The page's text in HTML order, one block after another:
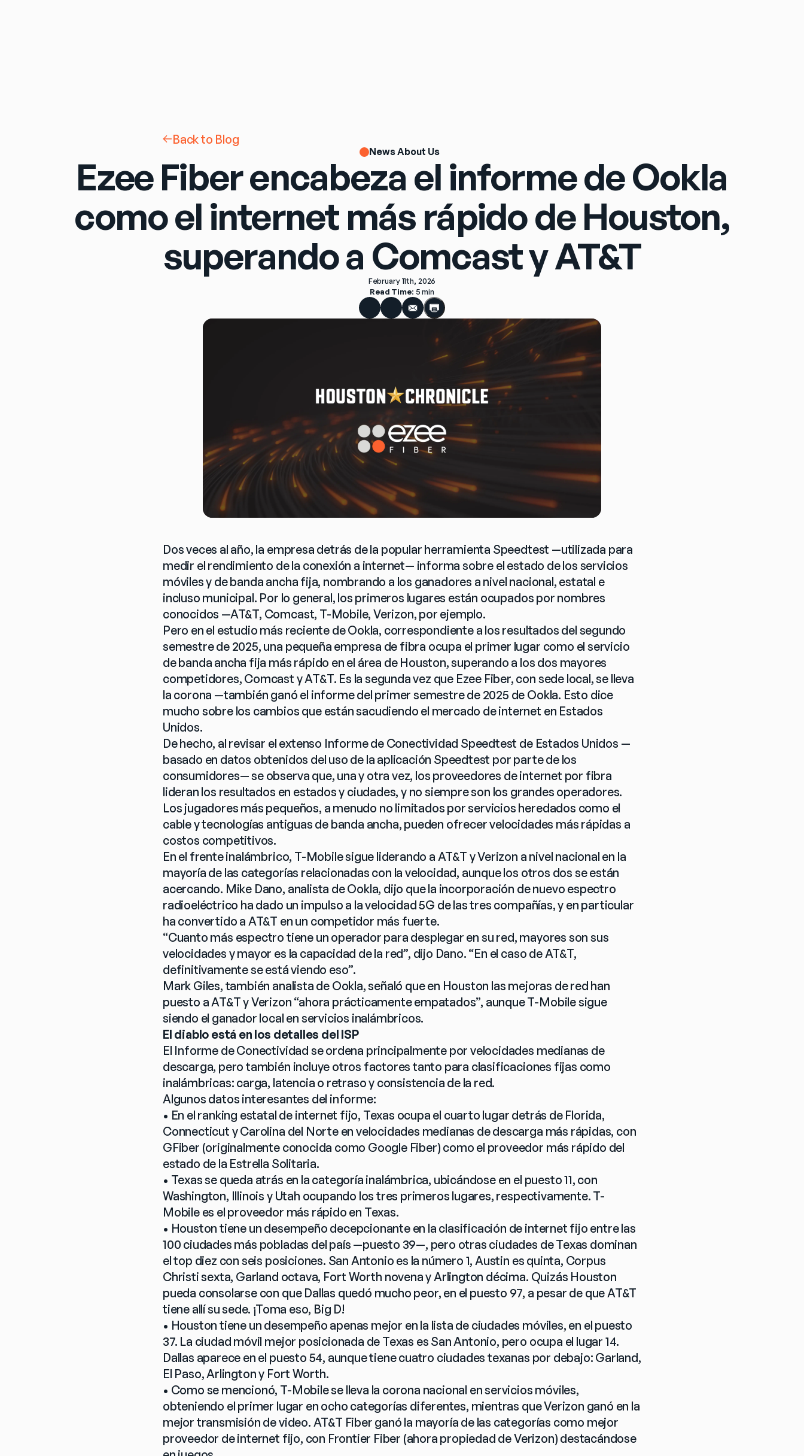
Back to Blog
News About Us
Ezee Fiber encabeza el informe de Ookla
como el internet más rápido de Houston,
superando a Comcast y AT&T
February 11th, 2026
Read Time: 5 min
Dos veces al año, la empresa detrás de la popular herramienta Speedtest —utilizada para
medir el rendimiento de la conexión a internet— informa sobre el estado de los servicios
móviles y de banda ancha fija, nombrando a los ganadores a nivel nacional, estatal e
incluso municipal. Por lo general, los primeros lugares están ocupados por nombres
conocidos —AT&T, Comcast, T-Mobile, Verizon, por ejemplo.
Pero en el estudio más reciente de Ookla, correspondiente a los resultados del segundo
semestre de 2025, una pequeña empresa de fibra ocupa el primer lugar como el servicio
de banda ancha fija más rápido en el área de Houston, superando a los dos mayores
competidores, Comcast y AT&T. Es la segunda vez que Ezee Fiber, con sede local, se lleva
la corona —también ganó el informe del primer semestre de 2025 de Ookla. Esto dice
mucho sobre los cambios que están sacudiendo el mercado de internet en Estados
Unidos.
De hecho, al revisar el extenso Informe de Conectividad Speedtest de Estados Unidos —
basado en datos obtenidos del uso de la aplicación Speedtest por parte de los
consumidores— se observa que, una y otra vez, los proveedores de internet por fibra
lideran los resultados en estados y ciudades, y no siempre son los grandes operadores.
Los jugadores más pequeños, a menudo no limitados por servicios heredados como el
cable y tecnologías antiguas de banda ancha, pueden ofrecer velocidades más rápidas a
costos competitivos.
En el frente inalámbrico, T-Mobile sigue liderando a AT&T y Verizon a nivel nacional en la
mayoría de las categorías relacionadas con la velocidad, aunque los otros dos se están
acercando. Mike Dano, analista de Ookla, dijo que la incorporación de nuevo espectro
radioeléctrico ha dado un impulso a la velocidad 5G de las tres compañías, y en particular
ha convertido a AT&T en un competidor más fuerte.
“Cuanto más espectro tiene un operador para desplegar en su red, mayores son sus
velocidades y mayor es la capacidad de la red”, dijo Dano. “En el caso de AT&T,
definitivamente se está viendo eso”.
Mark Giles, también analista de Ookla, señaló que en Houston las mejoras de red han
puesto a AT&T y Verizon “ahora prácticamente empatados”, aunque T-Mobile sigue
siendo el ganador local en servicios inalámbricos.
El diablo está en los detalles del ISP
El Informe de Conectividad se ordena principalmente por velocidades medianas de
descarga, pero también incluye otros factores tanto para clasificaciones fijas como
inalámbricas: carga, latencia o retraso y consistencia de la red.
Algunos datos interesantes del informe:
• En el ranking estatal de internet fijo, Texas ocupa el cuarto lugar detrás de Florida,
Connecticut y Carolina del Norte en velocidades medianas de descarga más rápidas, con
GFiber (originalmente conocida como Google Fiber) como el proveedor más rápido del
estado de la Estrella Solitaria.
• Texas se queda atrás en la categoría inalámbrica, ubicándose en el puesto 11, con
Washington, Illinois y Utah ocupando los tres primeros lugares, respectivamente. T-
Mobile es el proveedor más rápido en Texas.
• Houston tiene un desempeño decepcionante en la clasificación de internet fijo entre las
100 ciudades más pobladas del país —puesto 39—, pero otras ciudades de Texas dominan
el top diez con seis posiciones. San Antonio es la número 1, Austin es quinta, Corpus
Christi sexta, Garland octava, Fort Worth novena y Arlington décima. Quizás Houston
pueda consolarse con que Dallas quedó mucho peor, en el puesto 97, a pesar de que AT&T
tiene allí su sede. ¡Toma eso, Big D!
• Houston tiene un desempeño apenas mejor en la lista de ciudades móviles, en el puesto
37. La ciudad móvil mejor posicionada de Texas es San Antonio, pero ocupa el lugar 14.
Dallas aparece en el puesto 54, aunque tiene cuatro ciudades texanas por debajo: Garland,
El Paso, Arlington y Fort Worth.
• Como se mencionó, T-Mobile se lleva la corona nacional en servicios móviles,
obteniendo el primer lugar en ocho categorías diferentes, mientras que Verizon ganó en la
mejor transmisión de video. AT&T Fiber ganó la mayoría de las categorías como mejor
proveedor de internet fijo, con Frontier Fiber (ahora propiedad de Verizon) destacándose